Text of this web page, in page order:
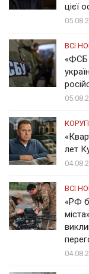
цієї
ВСІ
«ФСБ
лет
ВСІ
«РФ